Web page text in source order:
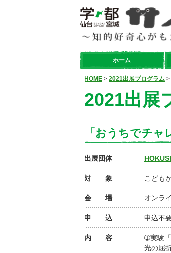
ホーム
HOME > 2021出展プログラム >
2021出展
「おうちでチ
出展団体
対 象 こども
会 場 オンラ
申 込 申込不
内 容
➀実験
光の屈